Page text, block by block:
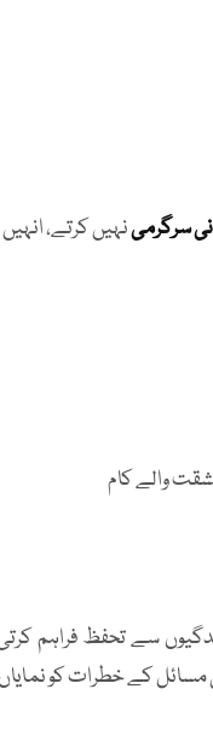
نہیں کرتے،
والے کام
سے تحفظ فراہم
مسائل کے خطرات کو